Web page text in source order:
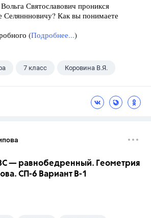
Святославович проникся
Как вы понимаете
(Подробнее...)
7 класс Коровина В.Я.
— равнобедренный. Геометрия
СП-6 Вариант В-1